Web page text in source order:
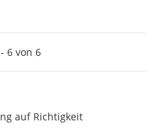
- 6 von 6
auf Richtigkeit